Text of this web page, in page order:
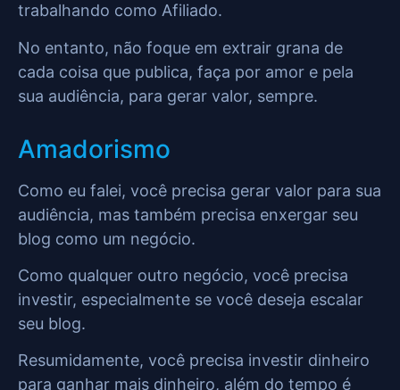
trabalhando como Afiliado.
No entanto, não foque em extrair grana de
cada coisa que publica, faça por amor e pela
sua audiência, para gerar valor, sempre.
Amadorismo
Como eu falei, você precisa gerar valor para sua
audiência, mas também precisa enxergar seu
blog como um negócio.
Como qualquer outro negócio, você precisa
investir, especialmente se você deseja escalar
seu blog.
Resumidamente, você precisa investir dinheiro
para ganhar mais dinheiro, além do tempo é